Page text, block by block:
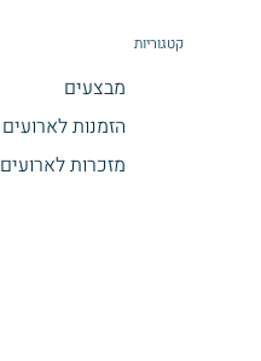
קטגוריות
מבצעים
הזמנות לארועים
מזכרות לארועים